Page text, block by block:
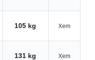
105 kg Xem
131 kg Xem